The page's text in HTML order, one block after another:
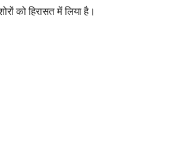
को हिरासत में लिया है।